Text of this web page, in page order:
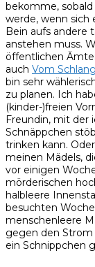
bekomme,
werde, wenn sich
Bein aufs andere
anstehen muss.
öffentlichen
auch Vom
bin sehr
zu planen. Ich
(kinder-)freien
Freundin, mit der
Schnäppchen
trinken kann.
meinen Mädels,
vor einigen
mörderischen
halbleere
besuchten
menschenleere
gegen den
ein Schnippchen